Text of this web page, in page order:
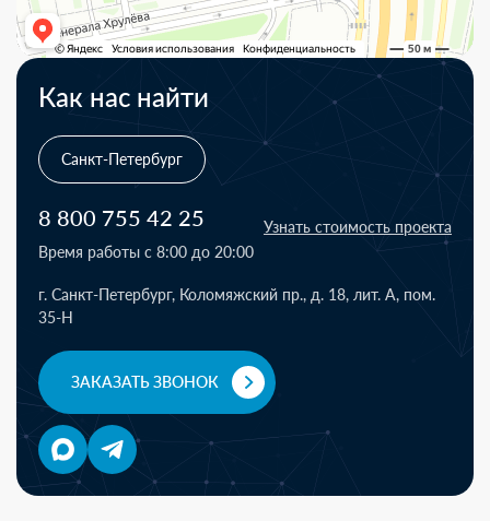
Как нас найти
Санкт-Петербург
8 800 755 42 25
Время работы с 8:00 до 20:00
Узнать стоимость проекта
г. Санкт-Петербург, Коломяжский пр., д. 18, лит. А, пом.
35-Н
ЗАКАЗАТЬ ЗВОНОК